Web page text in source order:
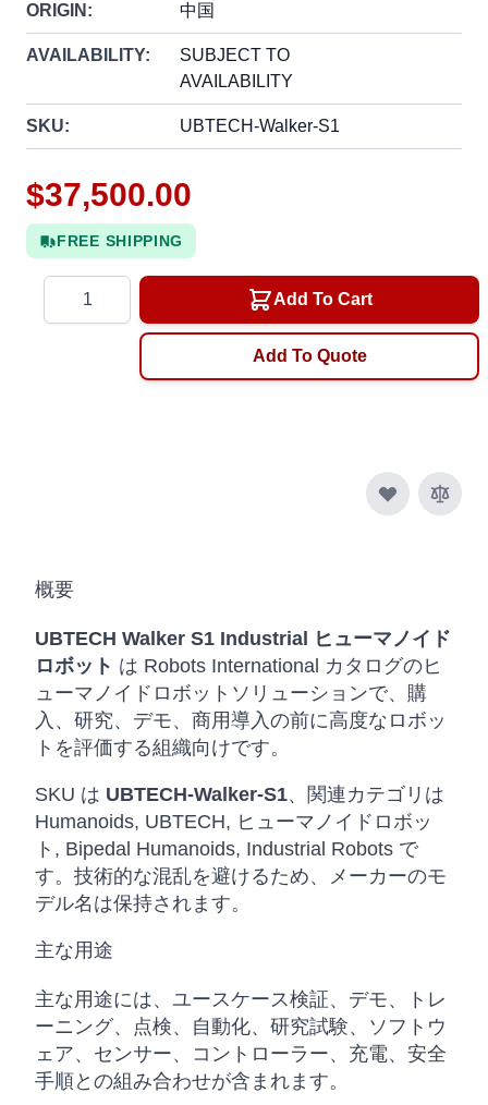
ORIGIN: 中国
AVAILABILITY:
SUBJECT TO
AVAILABILITY
SKU: UBTECH-Walker-S1
$37,500.00
FREE SHIPPING
Add To Cart
Add To Quote
概要
UBTECH Walker S1 Industrial ヒューマノイド
ロボット は Robots International カタログのヒ
ューマノイドロボットソリューションで、購
入、研究、デモ、商用導入の前に高度なロボッ
トを評価する組織向けです。
SKU は UBTECH-Walker-S1、関連カテゴリは
Humanoids, UBTECH, ヒューマノイドロボッ
ト, Bipedal Humanoids, Industrial Robots で
す。技術的な混乱を避けるため、メーカーのモ
デル名は保持されます。
主な用途
主な用途には、ユースケース検証、デモ、トレ
ーニング、点検、自動化、研究試験、ソフトウ
ェア、センサー、コントローラー、充電、安全
手順との組み合わせが含まれます。